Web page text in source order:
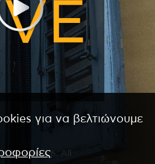
by Kanali 6. All
για να βελτιώνουμε